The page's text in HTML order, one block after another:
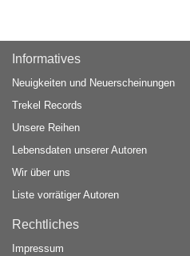
Informatives
Neuigkeiten und Neuerscheinungen
Trekel Records
Unsere Reihen
Lebensdaten unserer Autoren
Wir über uns
Liste vorrätiger Autoren
Rechtliches
Impressum